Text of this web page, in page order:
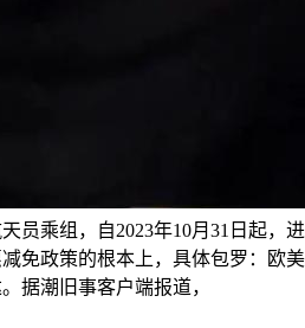
员乘组，自2023年10月31日起
免政策的根本上，具体包罗：欧
据潮旧事客户端报道，